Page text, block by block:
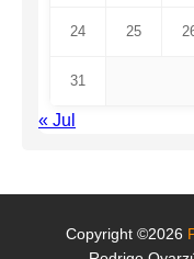
24 25
31
« Jul
Copyright ©2026